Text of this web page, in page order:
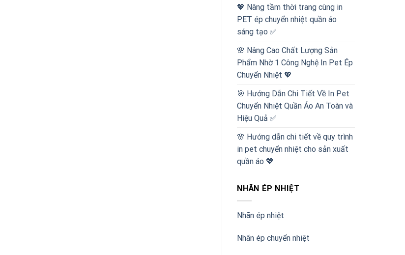
💖 Nâng tầm thời trang cùng in
PET ép chuyển nhiệt quần áo
sáng tạo ✅
🌸 Nâng Cao Chất Lượng Sản
Phẩm Nhờ 1 Công Nghệ In Pet Ép
Chuyển Nhiệt 💖
🎯 Hướng Dẫn Chi Tiết Về In Pet
Chuyển Nhiệt Quần Áo An Toàn và
Hiệu Quả ✅
🌸 Hướng dẫn chi tiết về quy trình
in pet chuyển nhiệt cho sản xuất
quần áo 💖
NHÃN ÉP NHIỆT
Nhãn ép nhiệt
Nhãn ép chuyển nhiệt